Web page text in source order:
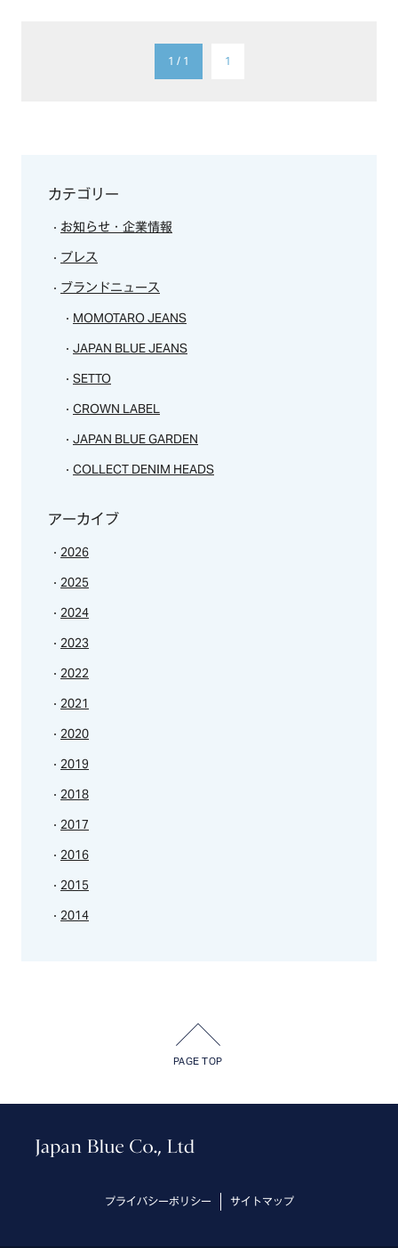
1 / 1 1
カテゴリー
お知らせ・企業情報
プレス
ブランドニュース
MOMOTARO JEANS
JAPAN BLUE JEANS
SETTO
CROWN LABEL
JAPAN BLUE GARDEN
COLLECT DENIM HEADS
アーカイブ
2026
2025
2024
2023
2022
2021
2020
2019
2018
2017
2016
2015
2014
プライバシーポリシー サイトマップ
PAGE TOP
会社概要
歴史・沿革
NEWS
BRAND/SHOP
RECRUIT
CONTACT